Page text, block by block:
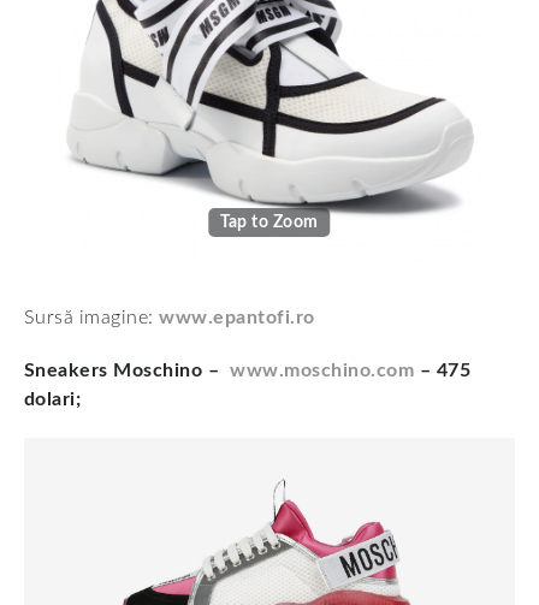
Tap to Zoom
Sursă imagine:www.epantofi.ro
Sneakers Moschino –www.moschino.com – 475
dolari;